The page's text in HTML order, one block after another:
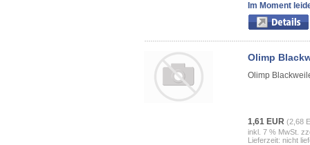
Im Moment
Olimp
Olimp
1,61 EUR (2,68
inkl. 7 % MwSt.
Lieferzeit: nicht